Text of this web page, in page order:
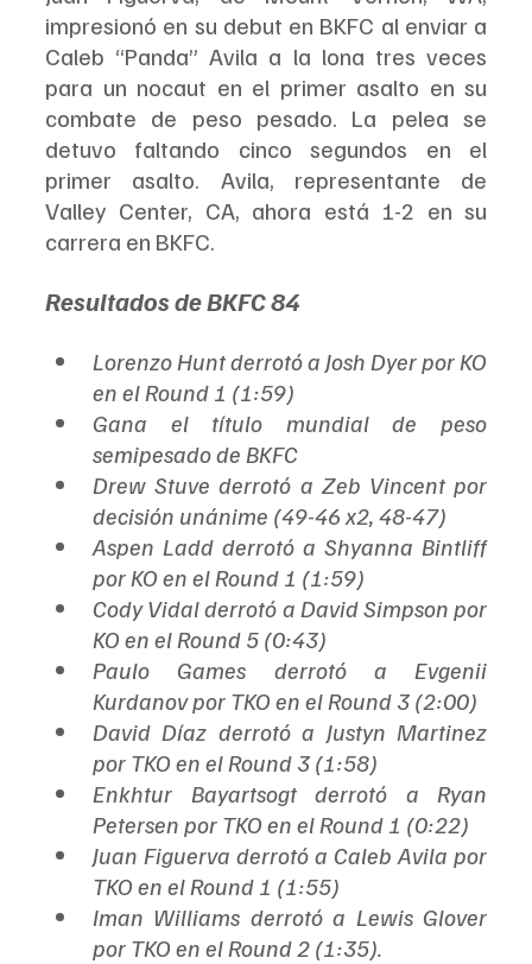
impresionó en su debut en BKFC al enviar a
Caleb “Panda” Avila a la lona tres veces
para un nocaut en el primer asalto en su
combate de peso pesado. La pelea se
detuvo faltando cinco segundos en el
primer asalto. Avila, representante de
Valley Center, CA, ahora está 1-2 en su
carrera en BKFC.
Resultados de BKFC 84
Lorenzo Hunt derrotó a Josh Dyer por KO
en el Round 1 (1:59)
Gana el título mundial de peso
semipesado de BKFC
Drew Stuve derrotó a Zeb Vincent por
decisión unánime (49-46 x2, 48-47)
Aspen Ladd derrotó a Shyanna Bintliff
por KO en el Round 1 (1:59)
Cody Vidal derrotó a David Simpson por
KO en el Round 5 (0:43)
Paulo Games derrotó a Evgenii
Kurdanov por TKO en el Round 3 (2:00)
David Díaz derrotó a Justyn Martinez
por TKO en el Round 3 (1:58)
Enkhtur Bayartsogt derrotó a Ryan
Petersen por TKO en el Round 1 (0:22)
Juan Figuerva derrotó a Caleb Avila por
TKO en el Round 1 (1:55)
Iman Williams derrotó a Lewis Glover
por TKO en el Round 2 (1:35).